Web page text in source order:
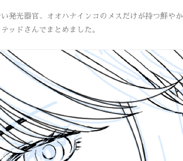
発光器官、オオハナインコのメスだけが持つ鮮やか
ッドさんでまとめました。